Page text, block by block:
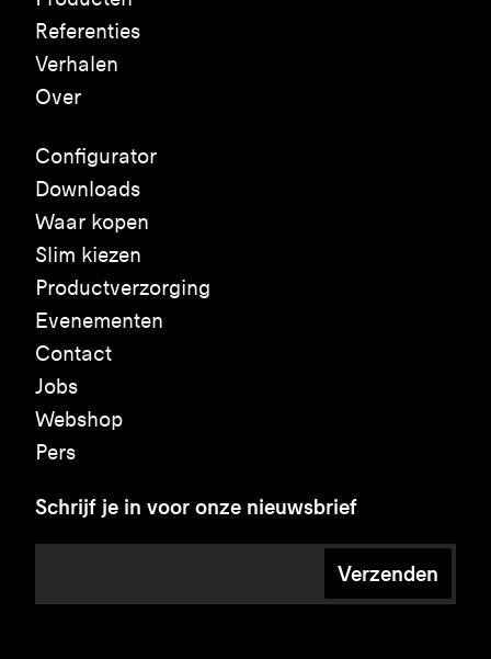
Referenties
Verhalen
Over
Configurator
Downloads
Waar kopen
Slim kiezen
Productverzorging
Evenementen
Contact
Jobs
Webshop
Pers
Schrijf je in voor onze nieuwsbrief
Verzenden